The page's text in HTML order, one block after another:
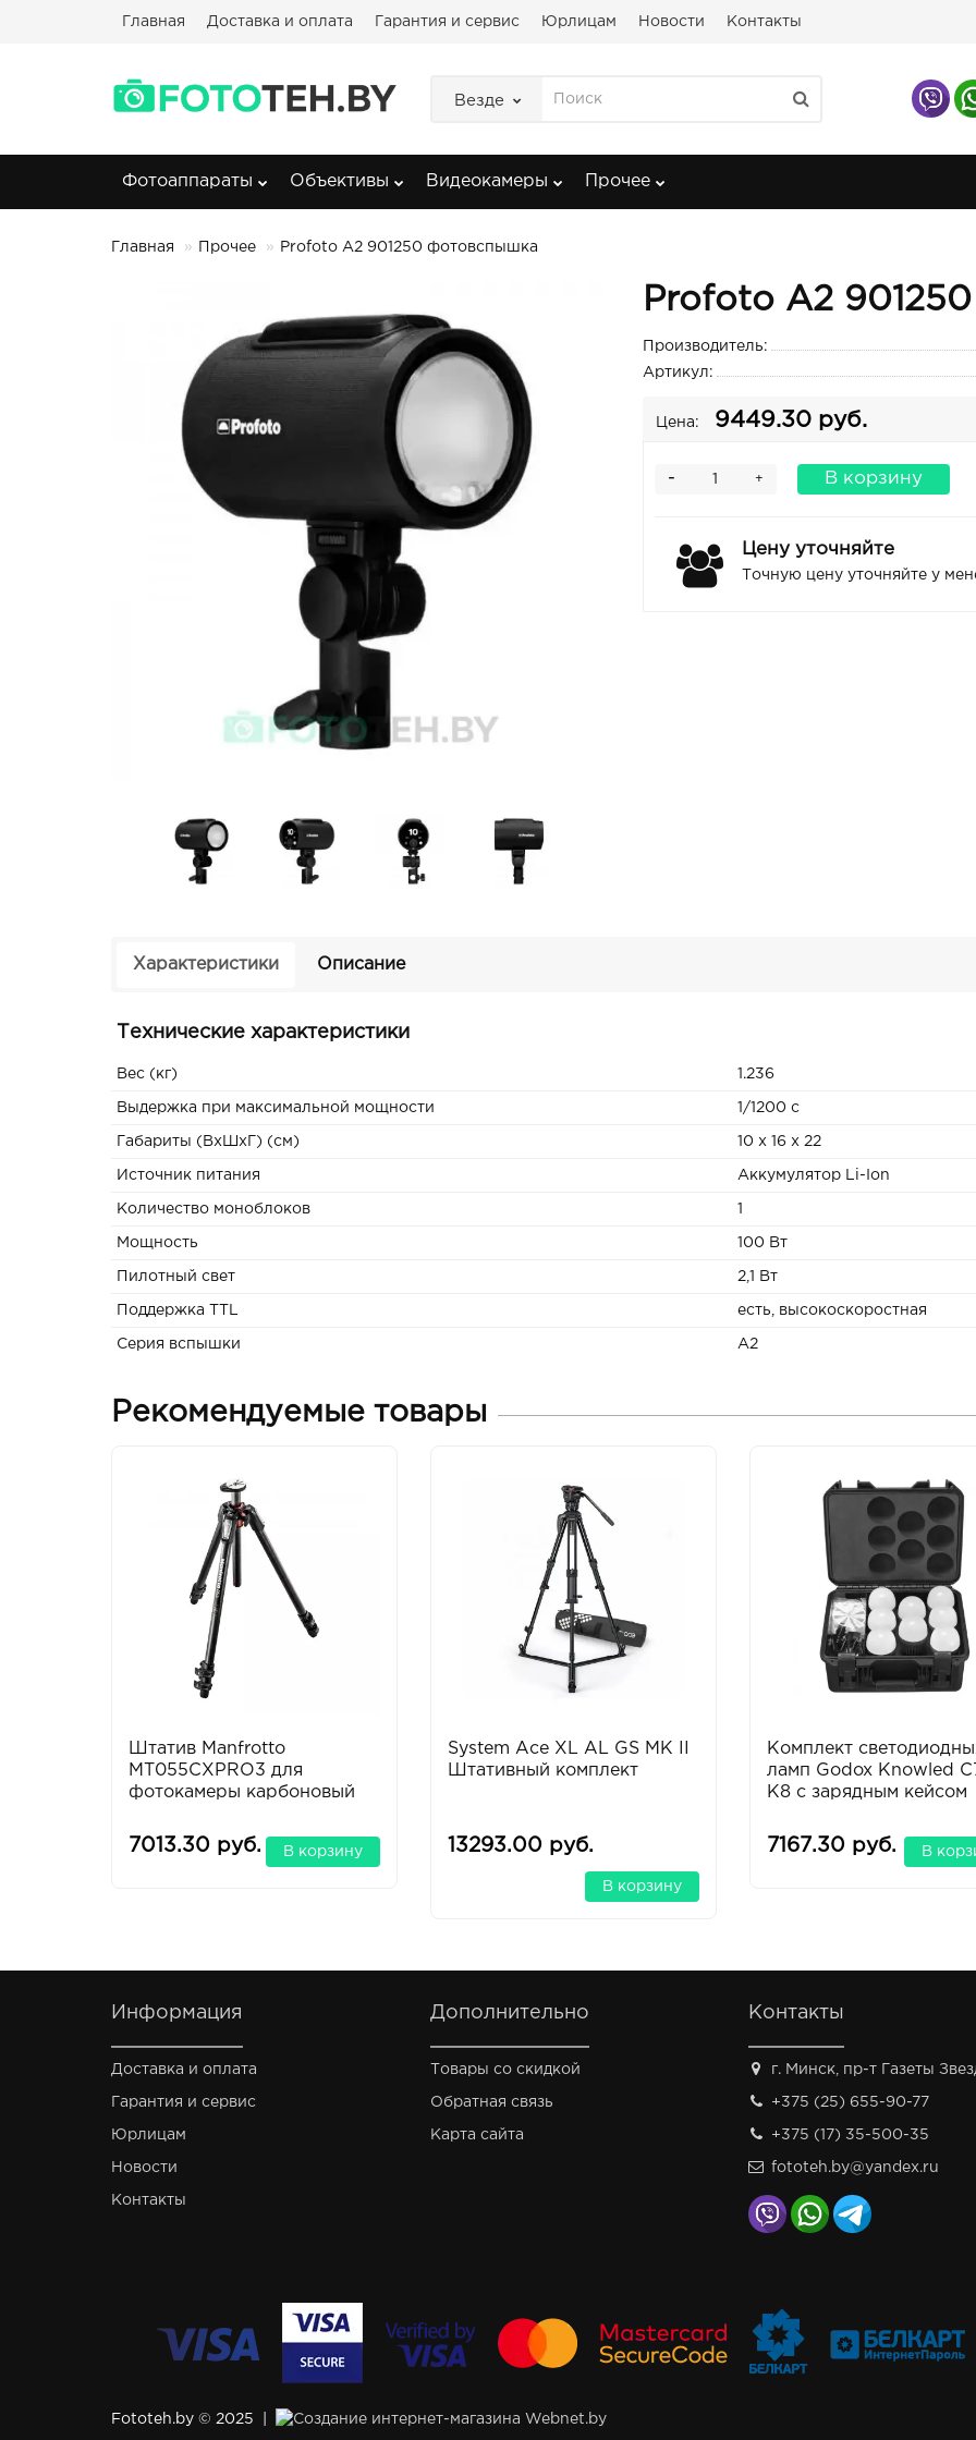
Главная Доставка и оплата Гарантия и сервис Юрлицам Новости Контакты
Везде
Фотоаппараты Объективы Видеокамеры Прочее
Главная Прочее Profoto A2 901250 фотовспышка
Profoto A2
Производитель:
Артикул:
Цена: 9449.30 руб.
+
- В корзину
Цену уточняйте
Точную цену уточняйте у
Характеристики Описание
Технические характеристики
Вес (кг) 1.236
Выдержка при максимальной мощности 1/1200 c
Габариты (ВxШxГ) (см) 10 x 16 x 22
Источник питания Аккумулятор Li-Ion
Количество моноблоков
Мощность 100 Вт
Пилотный свет 2,1 Вт
Поддержка TTL есть, высокоскоростная
Серия вспышки A2
Рекомендуемые товары
Штатив Manfrotto
MT055CXPRO3 для
фотокамеры карбоновый
7013.30 руб. В корзину
System Ace XL AL GS MK II
Штативный комплект
13293.00 руб.
В корзину
Комплект
ламп Godox Knowled
K8 с зарядным кейсом
7167.30 руб. В
Информация
Доставка и оплата
Гарантия и сервис
Юрлицам
Новости
Контакты
Дополнительно
Товары со скидкой
Обратная связь
Карта сайта
Контакты
г. Минск, пр-т Газеты
+375 (25) 655-90-77
+375 (17) 35-500-35
fototeh.by@yandex.ru
Fototeh.by © 2025 | Создание интернет-магазина Webnet.by